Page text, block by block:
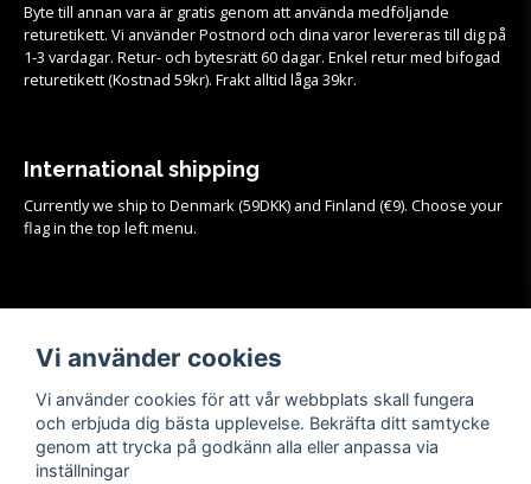
Byte till annan vara är gratis genom att använda medföljande
returetikett. Vi använder Postnord och dina varor levereras till dig på
1-3 vardagar. Retur- och bytesrätt 60 dagar. Enkel retur med bifogad
returetikett (Kostnad 59kr). Frakt alltid låga 39kr.
International shipping
Currently we ship to Denmark (59DKK) and Finland (€9). Choose your
flag in the top left menu.
Se samtliga köpvillkor och mer info om frakt, retur och byten
Vi använder cookies
Vi använder cookies för att vår webbplats skall fungera
och erbjuda dig bästa upplevelse. Bekräfta ditt samtycke
genom att trycka på godkänn alla eller anpassa via
inställningar